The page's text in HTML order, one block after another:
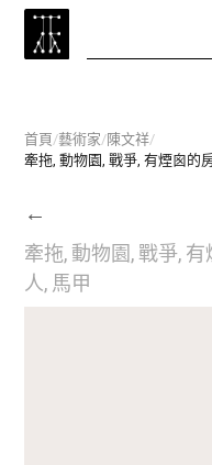
首頁/藝術家/陳文祥/
牽拖, 動物園, 戰爭, 有煙囪的
←
牽拖, 動物園, 戰爭,
人, 馬甲